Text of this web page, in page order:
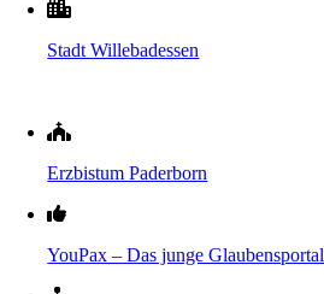
Stadt Willebadessen
Erzbistum Paderborn
YouPax – Das junge Glaubensportal